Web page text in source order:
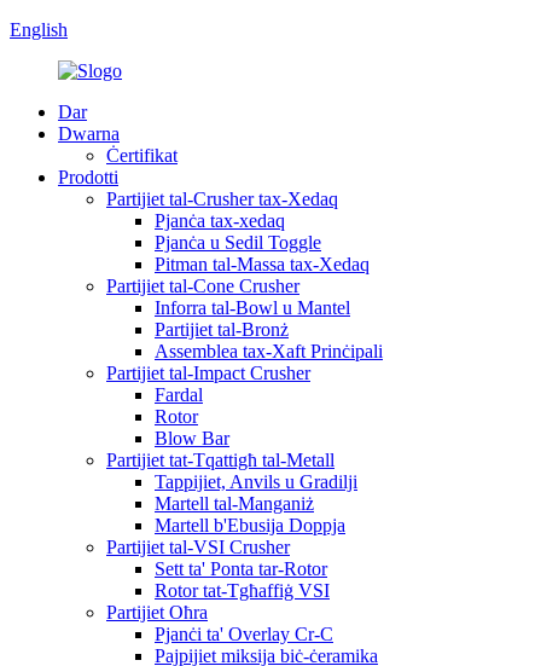
English
Dar
Dwarna
Ċertifikat
Prodotti
Partijiet tal-Crusher tax-Xedaq
Pjanċa tax-xedaq
Pjanċa u Sedil Toggle
Pitman tal-Massa tax-Xedaq
Partijiet tal-Cone Crusher
Inforra tal-Bowl u Mantel
Partijiet tal-Bronż
Assemblea tax-Xaft Prinċipali
Partijiet tal-Impact Crusher
Fardal
Rotor
Blow Bar
Partijiet tat-Tqattigħ tal-Metall
Tappijiet, Anvils u Gradilji
Martell tal-Manganiż
Martell b'Ebusija Doppja
Partijiet tal-VSI Crusher
Sett ta' Ponta tar-Rotor
Rotor tat-Tgħaffiġ VSI
Partijiet Oħra
Pjanċi ta' Overlay Cr-C
Pajpijiet miksija biċ-ċeramika